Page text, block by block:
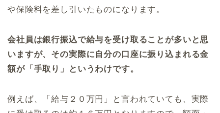
や保険料を差し引いたものになります。
会社員は銀行振込で給与を受け取ることが多いと思
いますが、その実際に自分の口座に振り込まれる金
額が「手取り」というわけです。
例えば、「給与２０万円」と言われていても、実際